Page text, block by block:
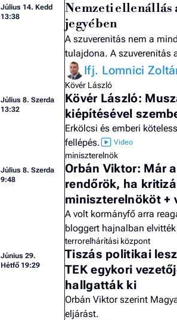
Július 14. Kedd
13:38
Nemzeti ellenállás
jegyében
A szuverenitás nem a
tulajdona. A szuverenitás
Ifj. Lomnici
Július 8. Szerda
13:32
Kövér László
Kövér László:
kiépítésével
Erkölcsi és emberi
fellépés.
Július 8. Szerda
9:48
miniszterelnök
Orbán Viktor: Már
rendőrök, ha
miniszterelnököt +
A volt kormányfő arra
bloggert hajnalban
Június 29.
Hétfő 19:29
terrorelhárítási központ
Tiszás politikai
TEK egykori
hallgatták ki
Orbán Viktor szerint
eljárást.